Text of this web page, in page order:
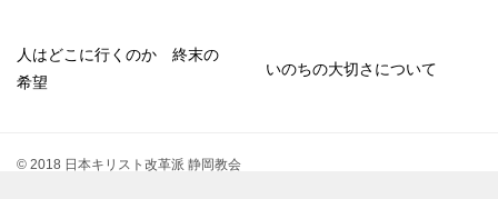
人はどこに行くのか 終末の
希望
いのちの大切さについて
© 2018 日本キリスト改革派 静岡教会